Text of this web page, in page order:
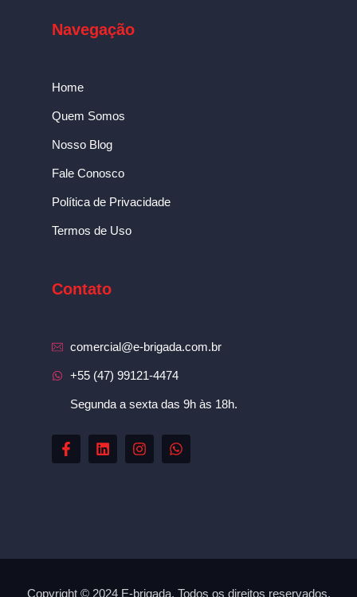
Navegação
Home
Quem Somos
Nosso Blog
Fale Conosco
Política de Privacidade
Termos de Uso
Contato
comercial@e-brigada.com.br
+55 (47) 99121-4474
Segunda a sexta das 9h às 18h.
Copyright © 2024 E-brigada. Todos os direitos reservados.